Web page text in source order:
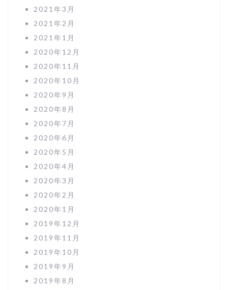
2021年3月
2021年2月
2021年1月
2020年12月
2020年11月
2020年10月
2020年9月
2020年8月
2020年7月
2020年6月
2020年5月
2020年4月
2020年3月
2020年2月
2020年1月
2019年12月
2019年11月
2019年10月
2019年9月
2019年8月